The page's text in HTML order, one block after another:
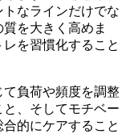
なラインだけでな
を大きく高めま
を習慣化すること
負荷や頻度を調整
、そしてモチベー
的にケアすること